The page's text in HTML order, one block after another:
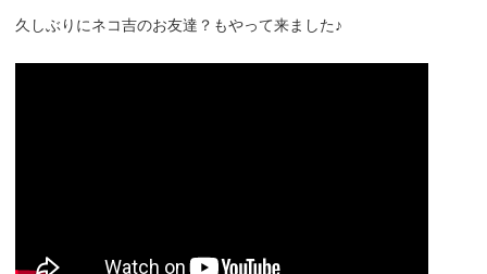
久しぶりにネコ吉のお友達？もやって来ました♪